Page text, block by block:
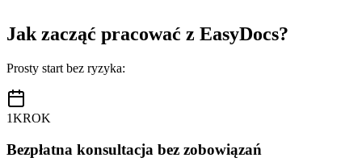
Jak zacząć pracować z EasyDocs?
Prosty start bez ryzyka:
1KROK
Bezpłatna konsultacja bez zobowiązań